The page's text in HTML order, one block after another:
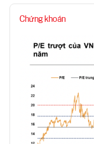
Chứng khoán